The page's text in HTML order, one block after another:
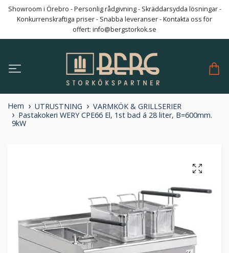
Showroom i Örebro - Personlig rådgivning - Skräddarsydda lösningar -
Konkurrenskraftiga priser - Snabba leveranser - Kontakta oss för
offert: info@bergstorkok.se
Hem UTRUSTNING
VARMKÖK & GRILLSERIER
Pastakokeri WERY CPE66 El, 1st bad á 28 liter, B=600mm.
9kW